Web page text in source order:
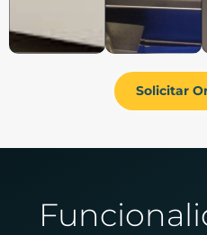
Solicitar